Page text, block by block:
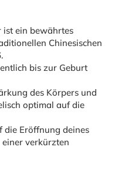
ist ein bewährtes
Chinesischen
bis zur Geburt
des Körpers und
optimal auf die
die Eröffnung deines
verkürzten